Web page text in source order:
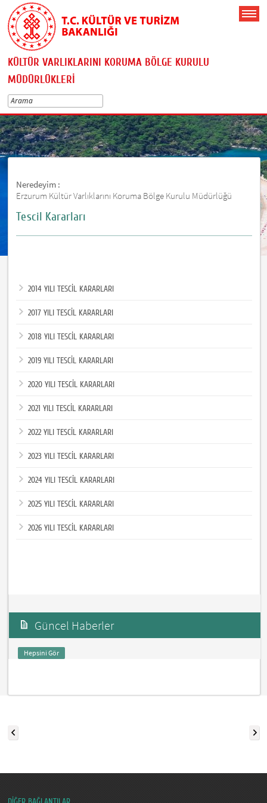
KÜLTÜR VARLIKLARINI KORUMA BÖLGE KURULU
MÜDÜRLÜKLERİ
Neredeyim :
Erzurum Kültür Varlıklarını Koruma Bölge Kurulu Müdürlüğü
Tescil Kararları
2014 YILI TESCİL KARARLARI
2017 YILI TESCİL KARARLARI
2018 YILI TESCİL KARARLARI
2019 YILI TESCİL KARARLARI
2020 YILI TESCİL KARARLARI
2021 YILI TESCİL KARARLARI
2022 YILI TESCİL KARARLARI
2023 YILI TESCİL KARARLARI
2024 YILI TESCİL KARARLARI
2025 YILI TESCİL KARARLARI
2026 YILI TESCİL KARARLARI
Güncel Haberler
Hepsini Gör